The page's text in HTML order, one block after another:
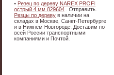
• Резец по дереву NAREX PROFI
острый 4 мм 829604 . Отправить.
Резцы по дереву в наличии на
складах в Москве, Санкт-Петербурге
и в Нижнем Новгороде. Доставим по
всей России транспортными
компаниями и Почтой.